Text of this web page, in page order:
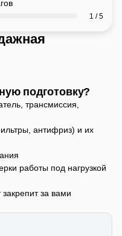
1 / 5
подготовку?
трансмиссия,
антифриз) и их
работы под нагрузкой
за вами